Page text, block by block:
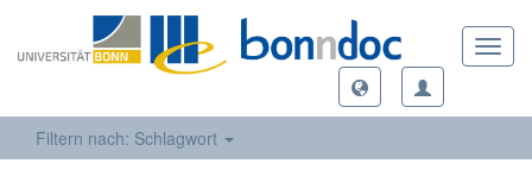
Filtern nach: Schlagwort